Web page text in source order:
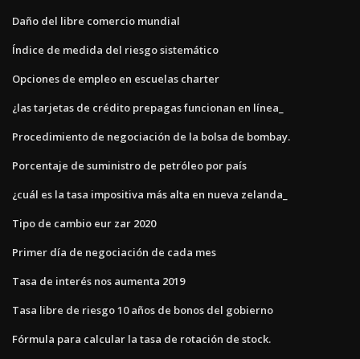
Daño del libre comercio mundial
Índice de medida del riesgo sistemático
Opciones de empleo en escuelas charter
¿las tarjetas de crédito prepagas funcionan en línea_
Procedimiento de negociación de la bolsa de bombay.
Porcentaje de suministro de petróleo por país
¿cuál es la tasa impositiva más alta en nueva zelanda_
Tipo de cambio eur zar 2020
Primer día de negociación de cada mes
Tasa de interés nos aumenta 2019
Tasa libre de riesgo 10 años de bonos del gobierno
Fórmula para calcular la tasa de rotación de stock.